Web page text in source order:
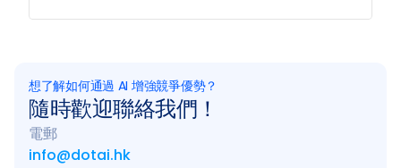
想了解如何通過 AI 增強競爭優勢？
隨時歡迎聯絡我們！
電郵
info@dotai.hk